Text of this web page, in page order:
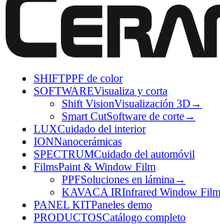
SHIFTPPF de color
SOFTWAREVisualiza y corta
Shift VisionVisualización 3D →
Smart CutSoftware de corte→
LUXCuidado del interior
IONNanocerámicas
SPECTRUMCuidado del automóvil
FilmsPaint & Window Film
PPFSoluciones en lámina →
KAVACA IRInfrared Window Film
PANEL KITPaneles demo
PRODUCTOSCatálogo completo